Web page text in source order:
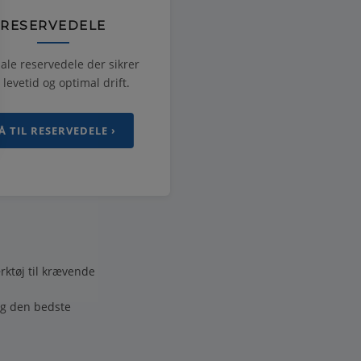
RESERVEDELE
reservedele der sikrer
levetid og optimal drift.
TIL RESERVEDELE ›
til krævende
den bedste